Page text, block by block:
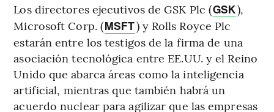
Los directores ejecutivos de GSK Plc (GSK),
Microsoft Corp. (MSFT) y Rolls Royce Plc
estarán entre los testigos de la firma de una
asociación tecnológica entre EE.UU. y el Reino
Unido que abarca áreas como la inteligencia
artificial, mientras que también habrá un
acuerdo nuclear para agilizar que las empresas